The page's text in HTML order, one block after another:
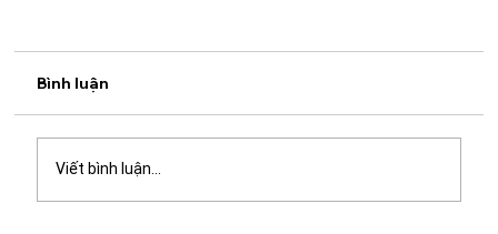
Bình luận
Viết bình luận...